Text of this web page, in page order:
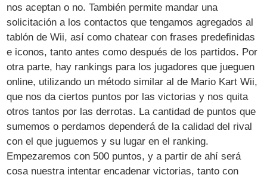
nos aceptan o no. También permite mandar una
solicitación a los contactos que tengamos agregados al
tablón de Wii, así como chatear con frases predefinidas
e iconos, tanto antes como después de los partidos. Por
otra parte, hay rankings para los jugadores que jueguen
online, utilizando un método similar al de Mario Kart Wii,
que nos da ciertos puntos por las victorias y nos quita
otros tantos por las derrotas. La cantidad de puntos que
sumemos o perdamos dependerá de la calidad del rival
con el que juguemos y su lugar en el ranking.
Empezaremos con 500 puntos, y a partir de ahí será
cosa nuestra intentar encadenar victorias, tanto con